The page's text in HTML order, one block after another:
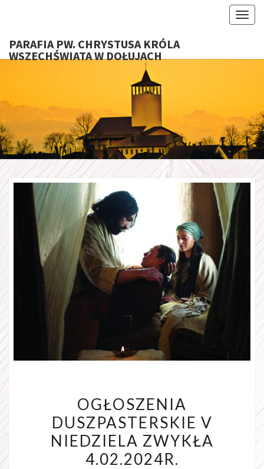
PARAFIA PW. CHRYSTUSA KRÓLA
WSZECHŚWIATA W DOŁUJACH
W
DUSZPASTERSKIE
NIEDZIELA
ZWYKŁA
OGŁOSZENIA
DUSZPASTERSKIE V
NIEDZIELA ZWYKŁA
4.02.2024R.